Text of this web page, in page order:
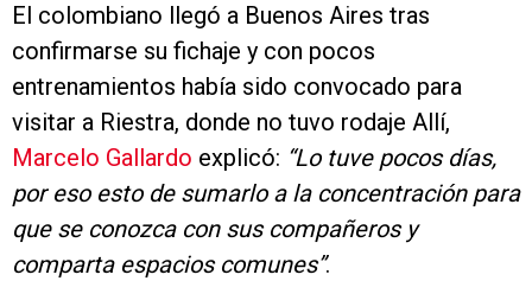
El colombiano llegó a Buenos Aires tras
confirmarse su fichaje y con pocos
entrenamientos había sido convocado para
visitar a Riestra, donde no tuvo rodaje Allí,
Marcelo Gallardo explicó: “Lo tuve pocos días,
por eso esto de sumarlo a la concentración para
que se conozca con sus compañeros y
comparta espacios comunes”.